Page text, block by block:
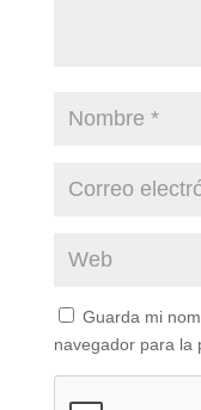
Guarda mi
navegador para la